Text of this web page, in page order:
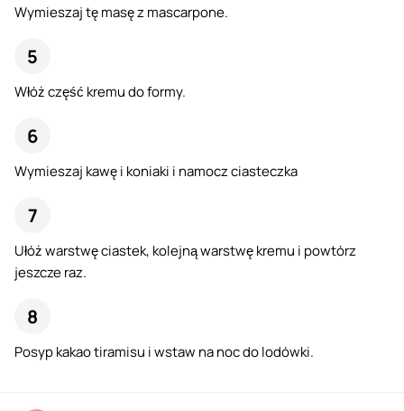
Wymieszaj tę masę z mascarpone.
Włóż część kremu do formy.
Wymieszaj kawę i koniaki i namocz ciasteczka
Ułóż warstwę ciastek, kolejną warstwę kremu i powtórz
jeszcze raz.
Posyp kakao tiramisu i wstaw na noc do lodówki.